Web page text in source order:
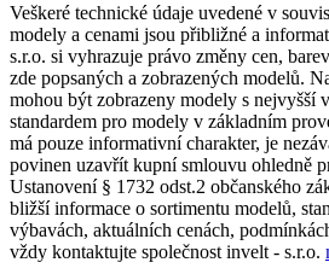
Veškeré technické údaje uvedené v
modely a cenami jsou přibližné a
s.r.o. si vyhrazuje právo změny cen,
zde popsaných a zobrazených modelů.
mohou být zobrazeny modely s nejvyšší
standardem pro modely v základním
má pouze informativní charakter, je
povinen uzavřít kupní smlouvu ohledně
Ustanovení § 1732 odst.2 občanského
bližší informace o sortimentu modelů,
výbavách, aktuálních cenách,
vždy kontaktujte společnost invelt - s.r.o.